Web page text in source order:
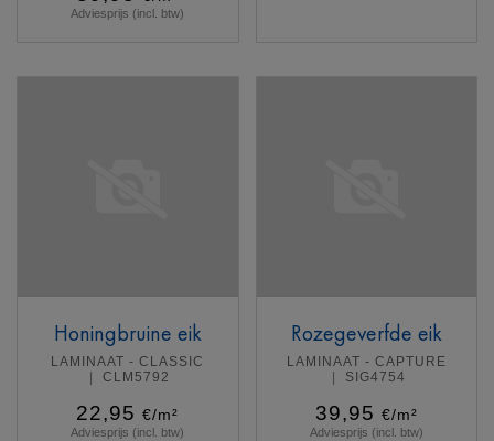
Adviesprijs (incl. btw)
Honingbruine eik
LAMINAAT - CLASSIC
CLM5792
22,95 €/m²
Adviesprijs (incl. btw)
Rozegeverfde eik
LAMINAAT - CAPTURE
SIG4754
39,95 €/m²
Adviesprijs (incl. btw)